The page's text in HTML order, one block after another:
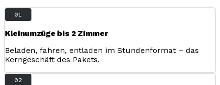
01
Kleinumzüge bis 2 Zimmer
Beladen, fahren, entladen im Stundenformat – das
Kerngeschäft des Pakets.
02